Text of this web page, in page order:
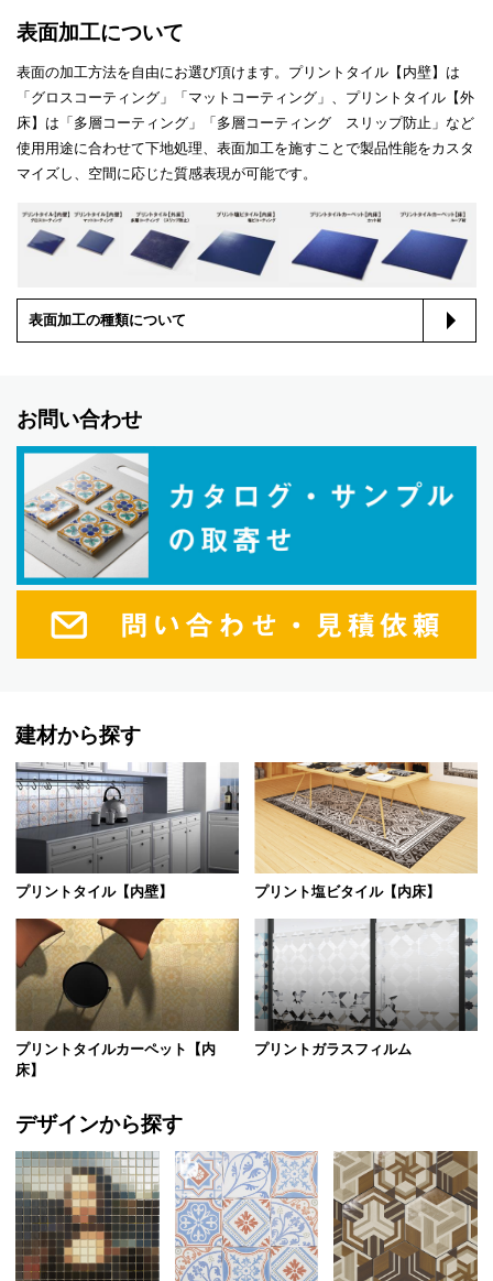
表面加工について
表面の加工方法を自由にお選び頂けます。プリントタイル【内壁】は
「グロスコーティング」「マットコーティング」、プリントタイル【外
床】は「多層コーティング」「多層コーティング スリップ防止」など
使用用途に合わせて下地処理、表面加工を施すことで製品性能をカスタ
マイズし、空間に応じた質感表現が可能です。
表面加工の種類について
お問い合わせ
建材から探す
プリントタイル【内壁】 プリント塩ビタイル【内床】
プリントタイルカーペット【内
床】
プリントガラスフィルム
デザインから探す